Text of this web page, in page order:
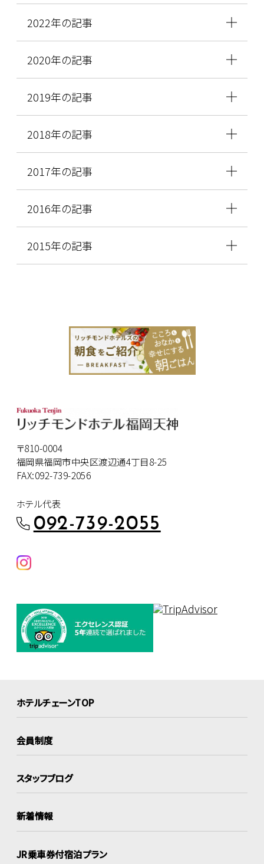
2022年の記事
2020年の記事
2019年の記事
2018年の記事
2017年の記事
2016年の記事
2015年の記事
〒810-0004
福岡県福岡市中央区渡辺通4丁目8-25
FAX:092-739-2056
ホテル代表
092-739-2055
ホテルチェーンTOP
会員制度
スタッフブログ
新着情報
JR乗車券付宿泊プラン